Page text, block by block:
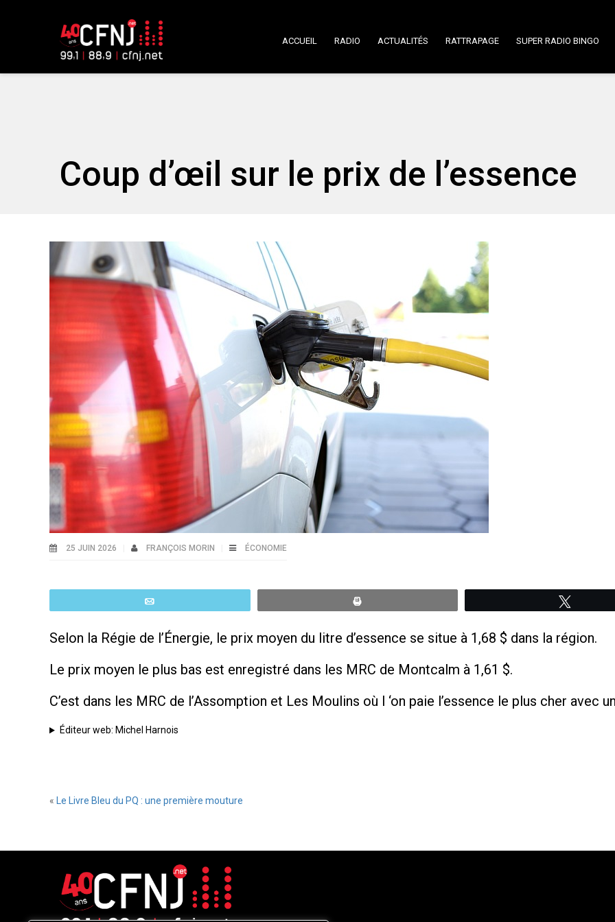
ACCUEIL RADIO ACTUALITÉS RATTRAPAGE SUPER RADIO BINGO
Coup d’œil sur le prix de l’essence
25 JUIN 2026 FRANÇOIS MORIN ÉCONOMIE
Selon la Régie de l’Énergie, le prix moyen du litre d’essence se situe à 1,68 $ dans la région.
Le prix moyen le plus bas est enregistré dans les MRC de Montcalm à 1,61 $.
C’est dans les MRC de l’Assomption et Les Moulins où l ‘on paie l’essence le plus cher avec
Éditeur web: Michel Harnois
« Le Livre Bleu du PQ : une première mouture